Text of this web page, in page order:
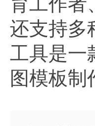
还支持多
工具是一
图模板制